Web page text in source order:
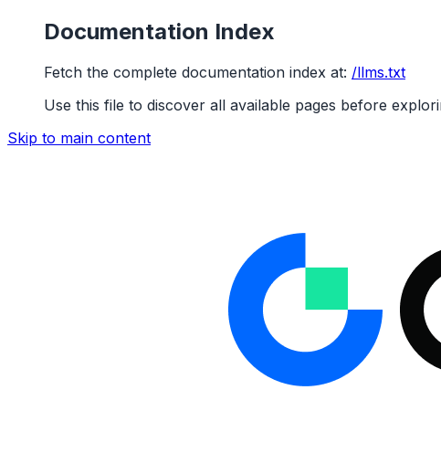
Documentation Index
Fetch the complete documentation index at: /llms.txt
Use this file to discover all available pages before
Skip to main content